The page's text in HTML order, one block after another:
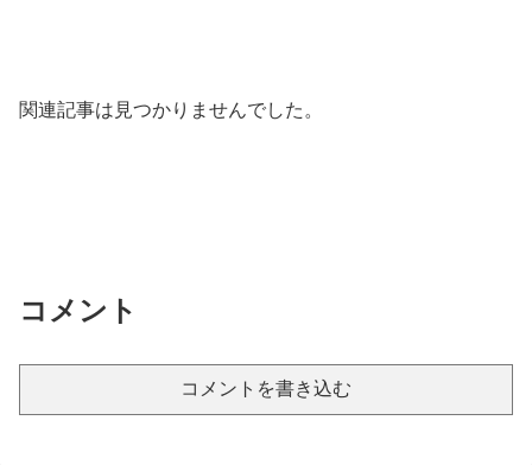
関連記事は見つかりませんでした。
コメント
コメントを書き込む